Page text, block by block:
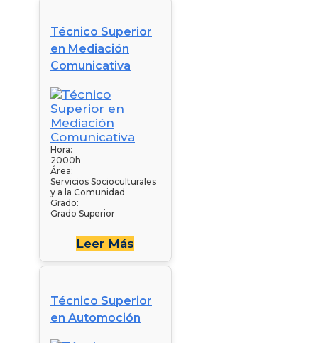
Técnico Superior
en Mediación
Comunicativa
Hora:
2000h
Área:
Servicios Socioculturales
y a la Comunidad
Grado:
Grado Superior
Leer Más
Técnico Superior
en Automoción